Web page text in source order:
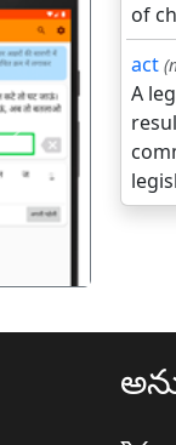
अगला
of
act
A